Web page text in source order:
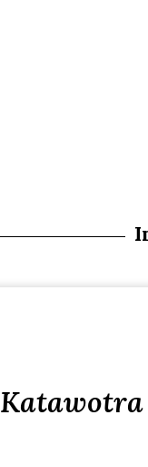
Katawotra